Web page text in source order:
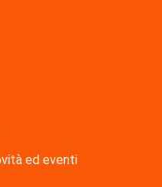
ed eventi